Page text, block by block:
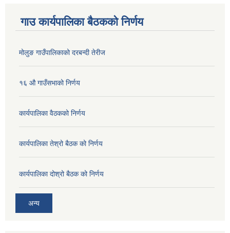
गाउ कार्यपालिका बैठकको निर्णय
मोलुङ गाउँपालिकाको दरबन्दी तेरीज
१६ औ गाउँसभाको निर्णय
कार्यपालिका वैठकको निर्णय
कार्यपालिका तेश्रो बैठक को निर्णय
कार्यपालिका दोश्रो बैठक को निर्णय
अन्य